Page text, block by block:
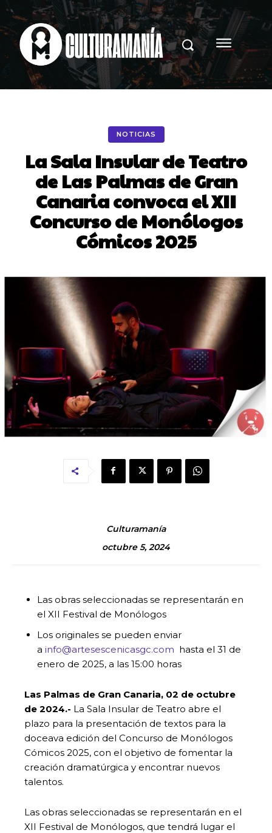
NOTICIAS
La Sala Insular de Teatro
de Las Palmas de Gran
Canaria convoca el XII
Concurso de Monólogos
Cómicos 2025
Culturamanía
octubre 5, 2024
Las obras seleccionadas se representarán en
el XII Festival de Monólogos
Los originales se pueden enviar
a info@artesescenicasgc.com hasta el 31 de
enero de 2025, a las 15:00 horas
Las Palmas de Gran Canaria, 02 de octubre
de 2024.- La Sala Insular de Teatro abre el
plazo para la presentación de textos para la
doceava edición del Concurso de Monólogos
Cómicos 2025, con el objetivo de fomentar la
creación dramatúrgica y encontrar nuevos
talentos.
Las obras seleccionadas se representarán en el
XII Festival de Monólogos, que tendrá lugar el